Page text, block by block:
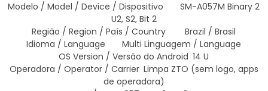
Modelo / Model / Device / Dispositivo
SM-A057M Binary 2
U2, S2, Bit 2
Região / Region / País / Country
Brazil / Brasil
Idioma / Language
Multi Linguagem / Language
OS Version / Versão do Android 14 U
Operadora / Operator / Carrier Limpa ZTO (sem logo, apps
de operadora)